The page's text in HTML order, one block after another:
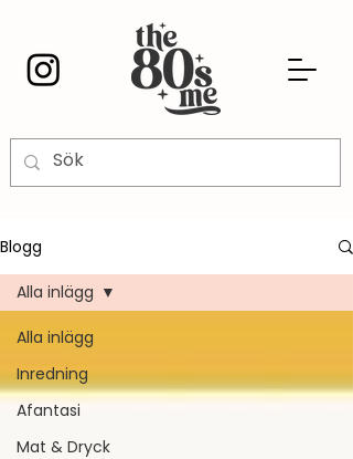
Blogg
Alla inlägg
Inredning
Afantasi
Mat & Dryck
Alla inlägg